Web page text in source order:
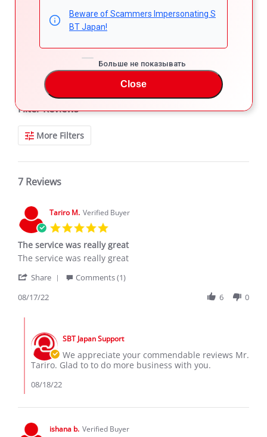
Beware of Scammers Impersonating S
BT Japan!
Больше не показывать
Close
rating
1
REVIEWS
Filter Reviews
More Filters
7 Reviews
Tariro M. Verified Buyer
rating
The service was really great
Review
Tariro
on
Aug
review
The
was
great
The service was really great
Share
on
Aug
2022
Comments (1)
08/17/22
6 0
Store
Owner
on
by
Tariro
17
Aug
SBT Japan Support
We appreciate your commendable reviews Mr.
Tariro. Glad to to do more business with you.
08/18/22
ishana b. Verified Buyer